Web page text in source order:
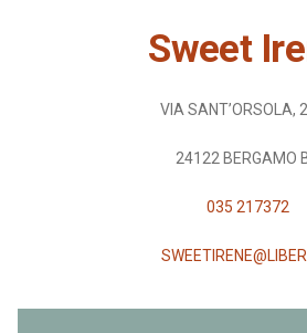
Sweet
VIA SANT’ORSOLA,
24122 BERGAMO
035 217372